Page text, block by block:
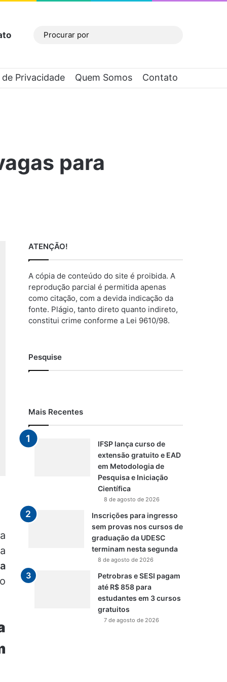
Barra Lateral
Privacidade Quem Somos Contato
para
ATENÇÃO!
A cópia de conteúdo do site é proibida. A
reprodução parcial é permitida apenas
como citação, com a devida indicação da
fonte. Plágio, tanto direto quanto indireto,
constitui crime conforme a Lei 9610/98.
Pesquise
Mais Recentes
IFSP lança curso de
extensão gratuito e EAD
em Metodologia de
Pesquisa e Iniciação
Científica
8 de agosto de 2026
Inscrições para ingresso
sem provas nos cursos de
graduação da UDESC
terminam nesta segunda
8 de agosto de 2026
Petrobras e SESI pagam
até R$ 858 para
estudantes em 3 cursos
gratuitos
7 de agosto de 2026